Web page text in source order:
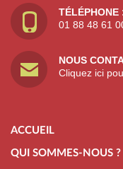
TÉLÉPHONE
01 88 48 61
NOUS
Cliquez ici
ACCUEIL
QUI SOMMES-NOUS ?